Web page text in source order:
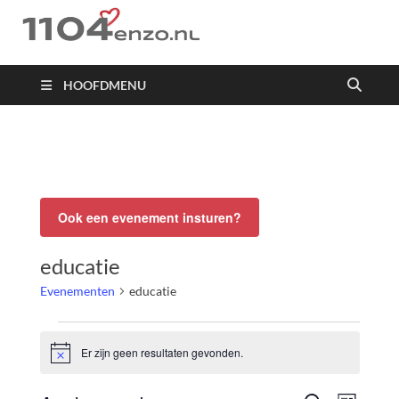
1104 en zo
HOOFDMENU
Ook een evenement insturen?
educatie
Evenementen educatie
BerichtEr zijn geen resultaten gevonden.